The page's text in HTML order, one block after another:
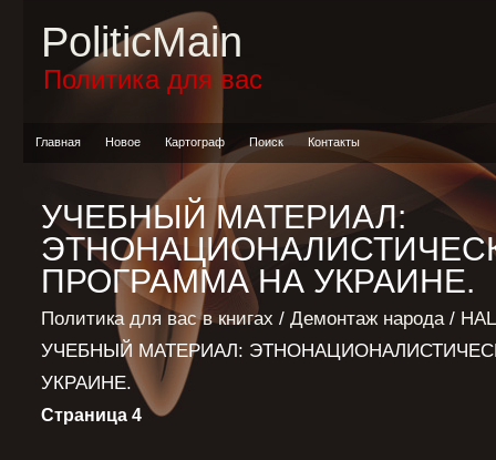
PoliticMain
Политика для вас
Главная Новое Картограф Поиск Контакты
УЧЕБНЫЙ МАТЕРИАЛ:
ПРОГРАММА НА УКРАИНЕ.
Политика для вас в книгах / Демонтаж народа/
УЧЕБНЫЙ МАТЕРИАЛ:
УКРАИНЕ.
Страница 4